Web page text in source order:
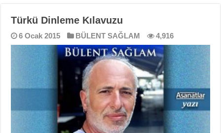
Türkü Dinleme Kılavuzu
6 Ocak 2015 BÜLENT SAĞLAM 4,916